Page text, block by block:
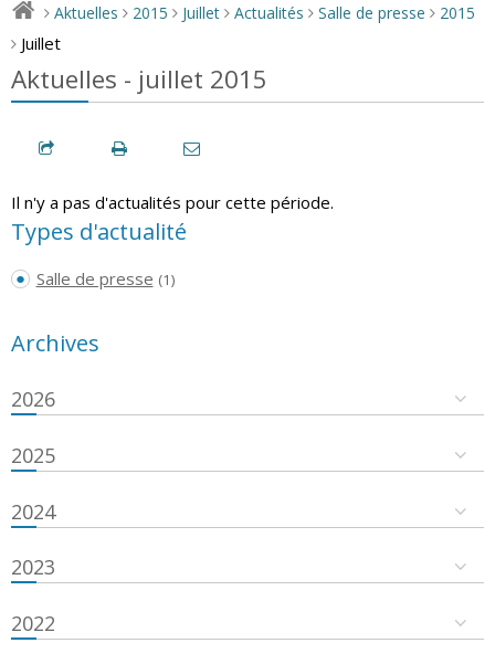
> Aktuelles > 2015 > Juillet > Actualités > Salle de presse > 2015
> Juillet
Aktuelles - juillet 2015
Il n'y a pas d'actualités pour cette période.
Types d'actualité
Salle de presse (1)
Archives
2026
2025
2024
2023
2022